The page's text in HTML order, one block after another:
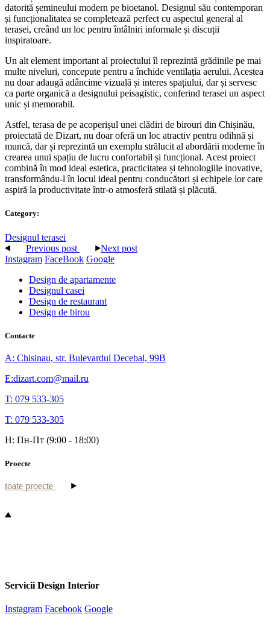
datorită șemineului modern pe bioetanol. Designul său contemporan
și funcționalitatea se completează perfect cu aspectul general al
terasei, creând un loc pentru întâlniri informale și discuții
inspiratoare.
Un alt element important al proiectului îl reprezintă grădinile pe mai
multe niveluri, concepute pentru a închide ventilația aerului. Acestea
nu doar adaugă adâncime vizuală și interes spațiului, dar și servesc
ca parte organică a designului peisagistic, conferind terasei un aspect
unic și memorabil.
Astfel, terasa de pe acoperișul unei clădiri de birouri din Chișinău,
proiectată de Dizart, nu doar oferă un loc atractiv pentru odihnă și
muncă, dar și reprezintă un exemplu strălucit al abordării moderne în
crearea unui spațiu de lucru confortabil și funcțional. Acest proiect
combină în mod ideal estetica, practicitatea și tehnologiile inovative,
transformându-l în locul ideal pentru conducători și echipele lor care
aspiră la productivitate într-o atmosferă stilată și plăcută.
Category:
Designul terasei
Previous post
Next post
Instagram FaceBook Google
Design de apartamente
Designul casei
Design de restaurant
Design de birou
Contacte
A: Chisinau, str. Bulevardul Decebal, 99B
E:dizart.com@mail.ru
T: 079 533-305
T: 079 533-305
H: Пн-Пт (9:00 - 18:00)
Proecte
toate proecte
Servicii Design Interior
Instagram Facebook Google